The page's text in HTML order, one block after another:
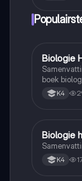
Biologie
Biologie
boek
K4
Biologie
Biologie
K4